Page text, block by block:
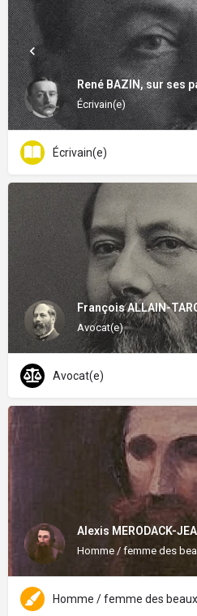
René BAZIN, sur ses
Écrivain(e)
Écrivain(e)
François ALLAIN-
Avocat(e)
Avocat(e)
Alexis MERODACK-
Homme / femme des
Homme / femme des